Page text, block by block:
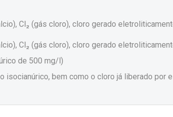
Cl₂ (gás cloro), cloro gerado
Cl₂ (gás cloro), cloro gerado
de 500 mg/l)
isocianúrico, bem como o cloro já liberado por